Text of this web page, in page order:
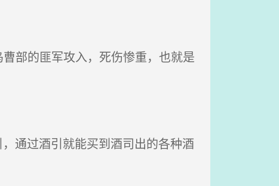
部的匪军攻入，死伤惨重，也就是
通过酒引就能买到酒司出的各种酒